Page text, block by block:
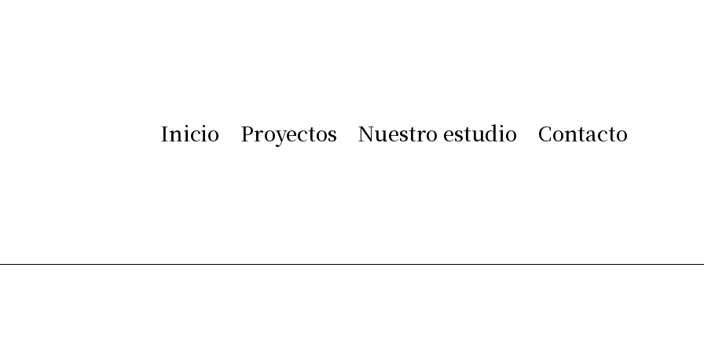
Inicio Proyectos Nuestro estudio Contacto